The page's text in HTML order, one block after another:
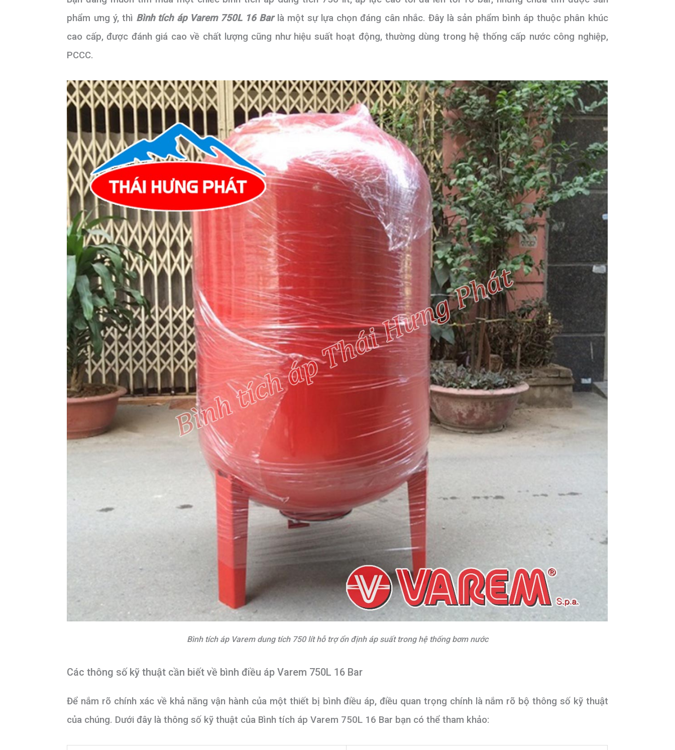
phẩm ưng ý, thì Bình tích áp Varem 750L 16 Bar là một sự lựa chọn đáng cân nhắc. Đây là sản phẩm bình áp thuộc phân khúc
cao cấp, được đánh giá cao về chất lượng cũng như hiệu suất hoạt động, thường dùng trong hệ thống cấp nước công nghiệp,
PCCC.
Bình tích áp Varem dung tích 750 lít hỗ trợ ổn định áp suất trong hệ thống bơm nước
Các thông số kỹ thuật cần biết về bình điều áp Varem 750L 16 Bar
Để nắm rõ chính xác về khả năng vận hành của một thiết bị bình điều áp, điều quan trọng chính là nắm rõ bộ thông số kỹ thuật
của chúng. Dưới đây là thông số kỹ thuật của Bình tích áp Varem 750L 16 Bar bạn có thể tham khảo: